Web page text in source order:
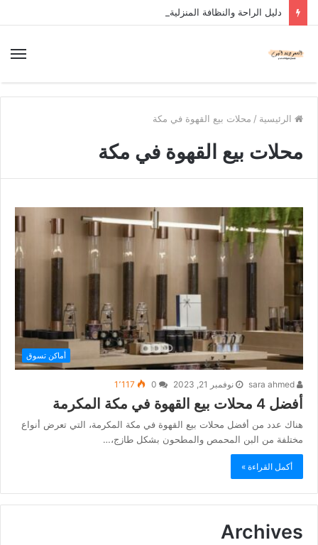
دليل الراحة والنظافة المنزلية
الرئيسية / محلات بيع القهوة في مكة
محلات بيع القهوة في مكة
أماكن تسوق
نوفمبر 21, 2023 1٬117
أفضل 4 محلات بيع القهوة في مكة المكرمة
هناك عدد من أفضل محلات بيع القهوة في مكة المكرمة، التي تعرض أنواع
مختلفة من البن المحمص والمطحون بشكل طازج،…
أكمل القراءة »
Archives